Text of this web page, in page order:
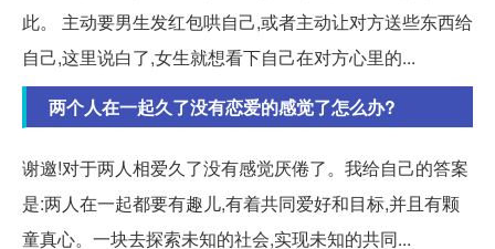
此。 主动要男生发红包哄自己,或者主动让对方送些东西给
自己,这里说白了,女生就想看下自己在对方心里的...
两个人在一起久了没有恋爱的感觉了怎么办?
谢邀!对于两人相爱久了没有感觉厌倦了。我给自己的答案
是:两人在一起都要有趣儿,有着共同爱好和目标,并且有颗
童真心。一块去探索未知的社会,实现未知的共同...